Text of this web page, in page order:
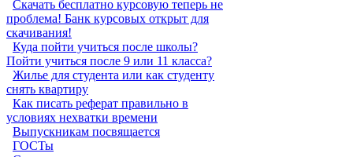
Скачать бесплатно курсовую теперь не
проблема! Банк курсовых открыт для
скачивания!
Куда пойти учиться после школы?
Пойти учиться после 9 или 11 класса?
Жилье для студента или как студенту
снять квартиру
Как писать реферат правильно в
условиях нехватки времени
Выпускникам посвящается
ГОСТы